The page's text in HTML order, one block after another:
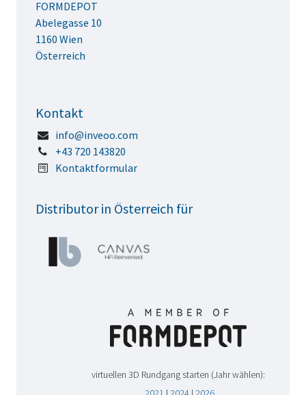
Distributor in Österreich für
virtuellen 3D Rundgang starten (Jahr wählen):
FORMDEPOT
Abelegasse 10
1160 Wien
Österreich
Kontakt
info@inveoo.com
+43 720 143820
Kontaktformular